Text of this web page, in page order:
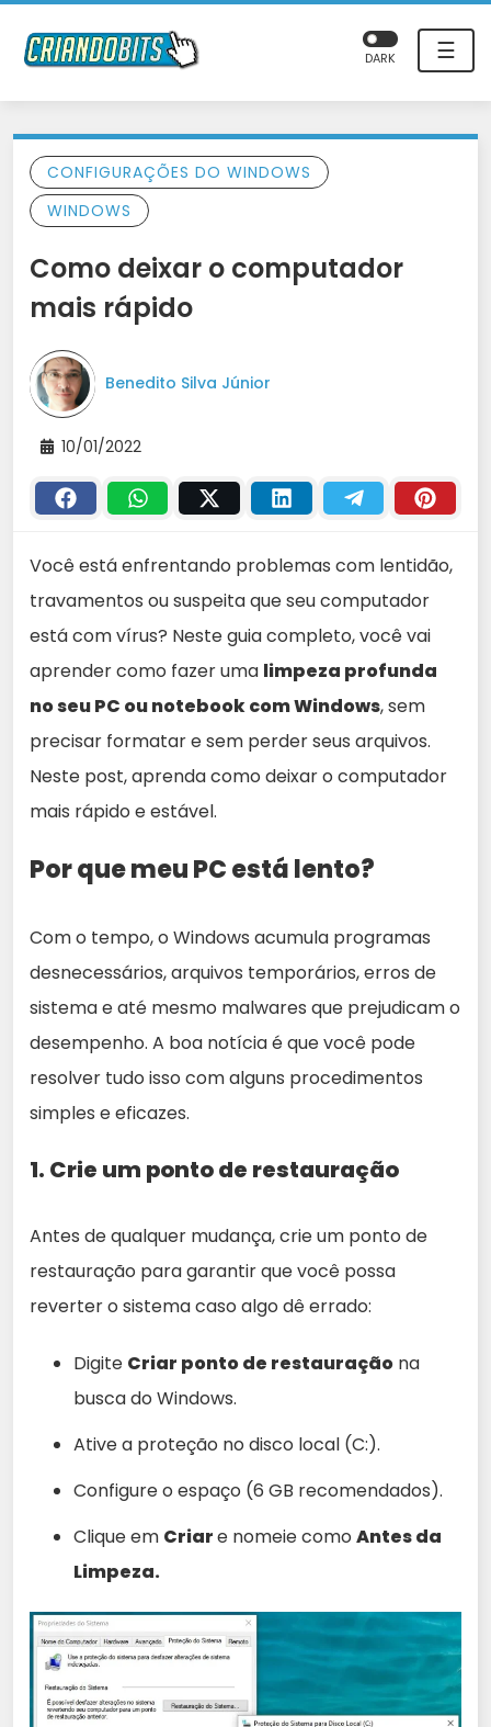
☰
DARK
CONFIGURAÇÕES DO WINDOWS
WINDOWS
Como deixar o computador
mais rápido
Benedito Silva Júnior
10/01/2022
Você está enfrentando problemas com lentidão,
travamentos ou suspeita que seu computador
está com vírus? Neste guia completo, você vai
aprender como fazer uma limpeza profunda
no seu PC ou notebook com Windows, sem
precisar formatar e sem perder seus arquivos.
Neste post, aprenda como deixar o computador
mais rápido e estável.
Por que meu PC está lento?
Com o tempo, o Windows acumula programas
desnecessários, arquivos temporários, erros de
sistema e até mesmo malwares que prejudicam o
desempenho. A boa notícia é que você pode
resolver tudo isso com alguns procedimentos
simples e eficazes.
1. Crie um ponto de restauração
Antes de qualquer mudança, crie um ponto de
restauração para garantir que você possa
reverter o sistema caso algo dê errado:
Digite Criar ponto de restauração na
busca do Windows.
Ative a proteção no disco local (C:).
Configure o espaço (6 GB recomendados).
Clique em Criare nomeie como Antes da
Limpeza.